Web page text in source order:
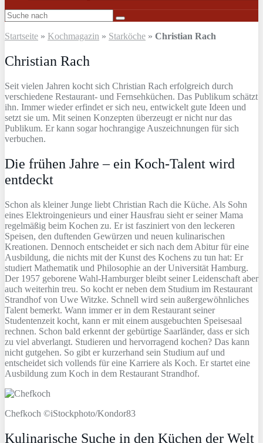
Startseite » Kochmagazin » Starköche » Christian Rach
Christian Rach
Seit vielen Jahren kocht sich Christian Rach erfolgreich durch
verschiedene Restaurant- und Fernsehküchen. Das Publikum schätzt
ihn. Immer wieder erfindet er sich neu, entwickelt gute Ideen und
setzt sie um. Mit seinen Konzepten überzeugt er nicht nur das
Publikum. Er kann sogar hochrangige Auszeichnungen für sich
verbuchen.
Die frühen Jahre – ein Koch-Talent wird
entdeckt
Schon als kleiner Junge liebt Christian Rach die Küche. Als Sohn
eines Elektroingenieurs und einer Hausfrau sieht er seiner Mama
regelmäßig beim Kochen zu. Er ist fasziniert von den leckeren
Speisen, den duftenden Gewürzen und neuen kulinarischen
Kreationen. Dennoch entscheidet er sich nach dem Abitur für eine
Ausbildung, die nichts mit der Kunst des Kochens zu tun hat: Er
studiert Mathematik und Philosophie an der Universität Hamburg.
Der 1957 geborene Wahl-Hamburger bleibt seiner Leidenschaft aber
auch weiterhin treu. So kocht er neben dem Studium im Restaurant
Strandhof von Uwe Witzke. Schnell wird sein außergewöhnliches
Talent bemerkt. Wann immer er in dem Restaurant seiner
Studentenzeit kocht, kann er mit einem ausgebuchten Speisesaal
rechnen. Schon bald erkennt der gebürtige Saarländer, dass er sich
zu viel abverlangt. Studieren und hervorragend kochen? Das kann
nicht gutgehen. So gibt er kurzerhand sein Studium auf und
entscheidet sich vollends für eine Karriere als Koch. Er startet eine
Ausbildung zum Koch in dem Restaurant Strandhof.
Chefkoch ©iStockphoto/Kondor83
Kulinarische Suche in den Küchen der Welt